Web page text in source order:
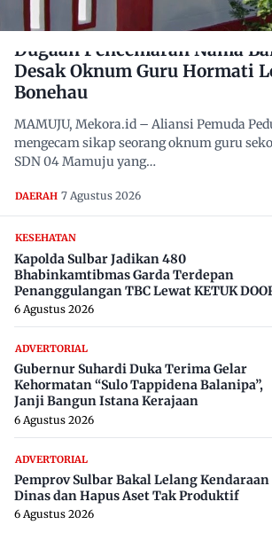
Dugaan Pencemaran Nama
Desak Oknum Guru Hormati
Bonehau
MAMUJU, Mekora.id – Aliansi Pemuda
mengecam sikap seorang oknum guru
SDN 04 Mamuju yang…
DAERAH 7 Agustus 2026
KESEHATAN
Kapolda Sulbar Jadikan 480
Bhabinkamtibmas Garda Terdepan
Penanggulangan TBC Lewat KETUK
di 650 Desa
6 Agustus 2026
ADVERTORIAL
Gubernur Suhardi Duka Terima Gelar
Kehormatan “Sulo Tappidena Balanipa”,
Janji Bangun Istana Kerajaan
6 Agustus 2026
ADVERTORIAL
Pemprov Sulbar Bakal Lelang Kendaraan
Dinas dan Hapus Aset Tak Produktif
6 Agustus 2026